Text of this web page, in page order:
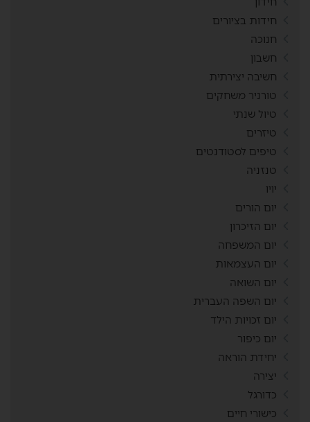
חידות בציורים
חנוכה
חשבון
חשיבה יצירתית
טורניר משחקים
טיול שנתי
טיזרים
טיפים לסטודנטים
טנזניה
יויו
יום הורים
יום הזיכרון
יום המשפחה
יום העצמאות
יום השואה
יום השפה העברית
יום זכויות הילד
יום כיפור
יחידת הוראה
יצירה
כדורגל
כישורי חיים